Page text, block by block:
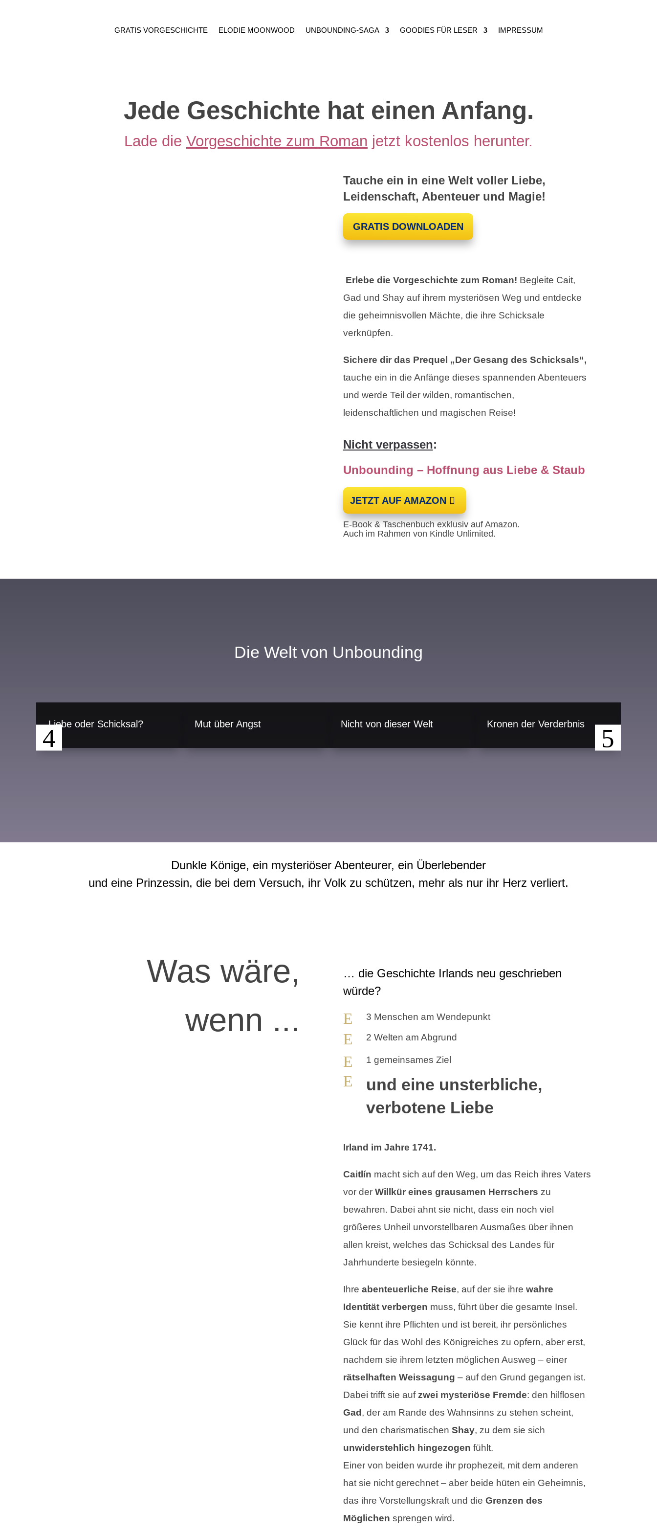
GRATIS VORGESCHICHTE ELODIE MOONWOOD UNBOUNDING-SAGA GOODIES FÜR LESER IMPRESSUM
Jede Geschichte hat einen Anfang.
Lade die Vorgeschichte zum Roman jetzt kostenlos herunter.
Tauche ein in eine Welt voller Liebe,
Leidenschaft, Abenteuer und Magie!
GRATIS DOWNLOADEN
Erlebe die Vorgeschichte zum Roman! Begleite Cait,
Gad und Shay auf ihrem mysteriösen Weg und entdecke
die geheimnisvollen Mächte, die ihre Schicksale
verknüpfen.
Sichere dir das Prequel „Der Gesang des Schicksals“,
tauche ein in die Anfänge dieses spannenden Abenteuers
und werde Teil der wilden, romantischen,
leidenschaftlichen und magischen Reise!
Nicht verpassen:
Unbounding – Hoffnung aus Liebe & Staub
JETZT AUF AMAZON
E-Book & Taschenbuch exklusiv auf Amazon.
Auch im Rahmen von Kindle Unlimited.
Die Welt von Unbounding
Liebe oder Schicksal? Mut über Angst Nicht von dieser Welt Kronen der Verderbnis
Dunkle Könige, ein mysteriöser Abenteurer, ein Überlebender
und eine Prinzessin, die bei dem Versuch, ihr Volk zu schützen, mehr als nur ihr Herz verliert.
Was wäre,
wenn ...
… die Geschichte Irlands neu geschrieben
würde?
E 3 Menschen am Wendepunkt
E 2 Welten am Abgrund
E 1 gemeinsames Ziel
E
und eine unsterbliche,
verbotene Liebe
Irland im Jahre 1741.
Caitlín macht sich auf den Weg, um das Reich ihres Vaters
vor der Willkür eines grausamen Herrschers zu
bewahren. Dabei ahnt sie nicht, dass ein noch viel
größeres Unheil unvorstellbaren Ausmaßes über ihnen
allen kreist, welches das Schicksal des Landes für
Jahrhunderte besiegeln könnte.
Ihre abenteuerliche Reise, auf der sie ihre wahre
Identität verbergen muss, führt über die gesamte Insel.
Sie kennt ihre Pflichten und ist bereit, ihr persönliches
Glück für das Wohl des Königreiches zu opfern, aber erst,
nachdem sie ihrem letzten möglichen Ausweg – einer
rätselhaften Weissagung – auf den Grund gegangen ist.
Dabei trifft sie aufzwei mysteriöse Fremde: den hilflosen
Gad, der am Rande des Wahnsinns zu stehen scheint,
und den charismatischen Shay, zu dem sie sich
unwiderstehlich hingezogen fühlt.
Einer von beiden wurde ihr prophezeit, mit dem anderen
hat sie nicht gerechnet – aber beide hüten ein Geheimnis,
das ihre Vorstellungskraft und die Grenzen des
Möglichen sprengen wird.